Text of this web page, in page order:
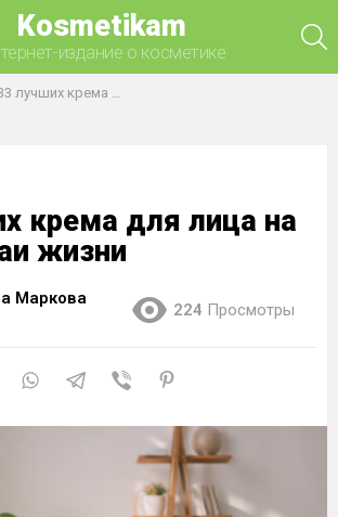
Kosmetikam
издание о косметике
лучших крема для лица на все случаи жизни
крема для лица на
жизни
Маркова
224 Просмотры